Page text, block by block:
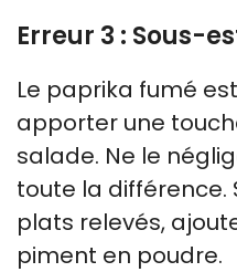
Erreur 3 : Sous-
Le paprika fumé
apporter une
salade. Ne le
toute la différence.
plats relevés,
piment en poudre.